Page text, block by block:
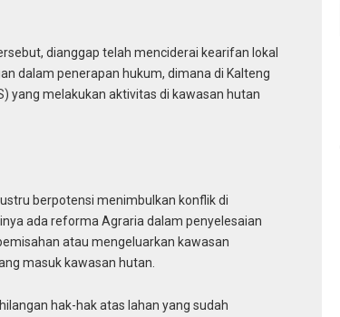
dianggap telah menciderai kearifan lokal
dalam penerapan hukum, dimana di Kalteng
yang melakukan aktivitas di kawasan hutan
berpotensi menimbulkan konflik di
ada reforma Agraria dalam penyelesaian
atau mengeluarkan kawasan
masuk kawasan hutan.
hak-hak atas lahan yang sudah